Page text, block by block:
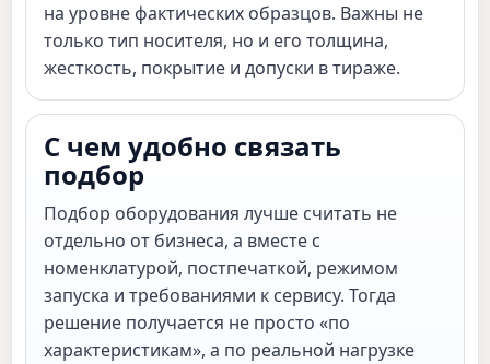
на уровне фактических образцов. Важны не
только тип носителя, но и его толщина,
жесткость, покрытие и допуски в тираже.
С чем удобно связать
подбор
Подбор оборудования лучше считать не
отдельно от бизнеса, а вместе с
номенклатурой, постпечаткой, режимом
запуска и требованиями к сервису. Тогда
решение получается не просто «по
характеристикам», а по реальной нагрузке